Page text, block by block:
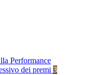
Performance
dei premi 3